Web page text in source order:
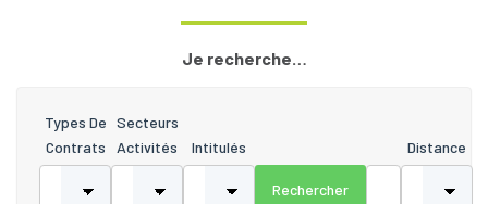
Je recherche…
Distance
Types De
Contrats
Secteurs
Activités
Intitulés